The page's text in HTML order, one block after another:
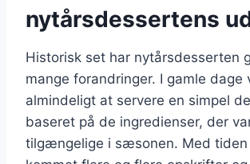
nytårsdessertens
Historisk set har nytårsdesserten
mange forandringer. I gamle dage
almindeligt at servere en simpel
baseret på de ingredienser, der
tilgængelige i sæsonen. Med tiden